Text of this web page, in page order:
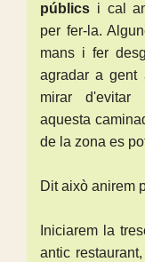
públics i cal
per fer-la.
mans i fer
agradar a gent
mirar
aquesta
de la zona es
Dit això anirem
Iniciarem la
antic